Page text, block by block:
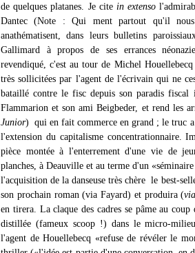
de quelques platanes. Je cite in extenso
Dantec (Note : Qui ment partout qu'il
anathématisent, dans leurs bulletins
Gallimard à propos de ses errances
revendiqué, c'est au tour de Michel
très sollicitées par l'agent de l'écrivain qui ne
bataillé contre le fisc depuis son paradis
Flammarion et son ami Beigbeder, et rend les
Junior) ­ qui en fait commerce en grand ; le truc
l'extension du capitalisme concentrationnaire.
pièce montée à l'enterrement d'une vie de
planches, à Deauville et au terme d'un
l'acquisition de la danseuse très chère ­ le best-
son prochain roman (via Fayard) et produira (via
en tirera. La claque des cadres se pâme au
distillée (fameux scoop !) dans le micro-
l'agent de Houellebecq «refuse de révéler le